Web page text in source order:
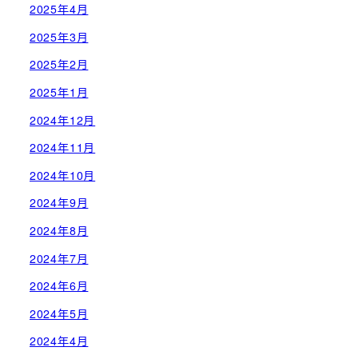
2025年4月
2025年3月
2025年2月
2025年1月
2024年12月
2024年11月
2024年10月
2024年9月
2024年8月
2024年7月
2024年6月
2024年5月
2024年4月